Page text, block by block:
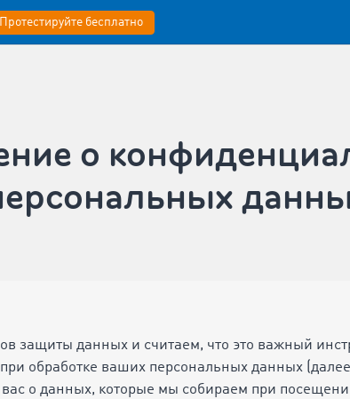
Протестируйте бесплатно
о
защиты данных и считаем, что это важный
при обработке ваших персональных данных
о данных, которые мы собираем при